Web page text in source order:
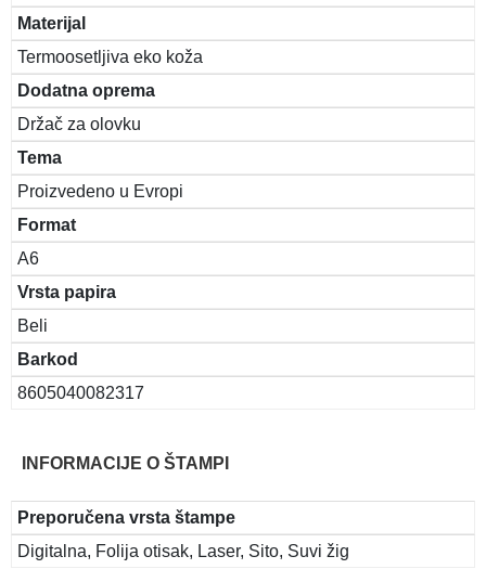
Materijal
Termoosetljiva eko koža
Dodatna oprema
Držač za olovku
Tema
Proizvedeno u Evropi
Format
A6
Vrsta papira
Beli
Barkod
8605040082317
INFORMACIJE O ŠTAMPI
Preporučena vrsta štampe
Digitalna, Folija otisak, Laser, Sito, Suvi žig